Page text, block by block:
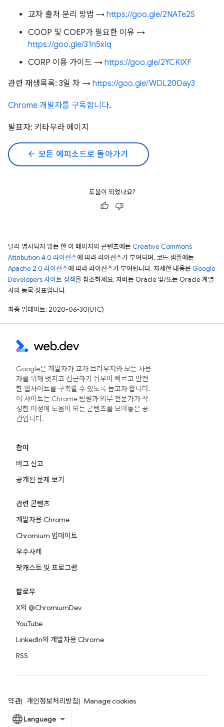
교차 출처 분리 방법 → https://goo.gle/2NATe2S
COOP 및 COEP가 필요한 이유 →
https://goo.gle/31n5xIq
CORP 이용 가이드 → https://goo.gle/2YCKIXF
관련 재생목록: 3일 차 → https://goo.gle/WDL20Day3
Chrome 개발자를 구독합니다.
발표자: 키타무라 에이지
arrow_back 모든 에피소드로 돌아가기
도움이 되었나요?
달리 명시되지 않는 한 이 페이지의 콘텐츠에는 Creative Commons
Attribution 4.0 라이선스에 따라 라이선스가 부여되며, 코드 샘플에는
Apache 2.0 라이선스에 따라 라이선스가 부여됩니다. 자세한 내용은 Google
Developers 사이트 정책을 참조하세요. 자바는 Oracle 및/또는 Oracle 계열
사의 등록 상표입니다.
최종 업데이트: 2020-06-30(UTC)
Google은 개발자가 교차 브라우저와 모든 사용
자를 위해 멋지고 접근하기 쉬우며 빠르고 안전
한 웹사이트를 구축할 수 있도록 돕고자 합니다.
이 사이트는 Chrome 팀원과 외부 전문가가 작
성한 여정에 도움이 되는 콘텐츠를 모아놓은 공
간입니다.
참여
버그 신고
공개된 문제 보기
관련 콘텐츠
개발자용 Chrome
Chromium 업데이트
우수사례
팟캐스트 및 프로그램
팔로우
X의 @ChromiumDev
YouTube
LinkedIn의 개발자용 Chrome
RSS
약관 개인정보처리방침 Manage cookies